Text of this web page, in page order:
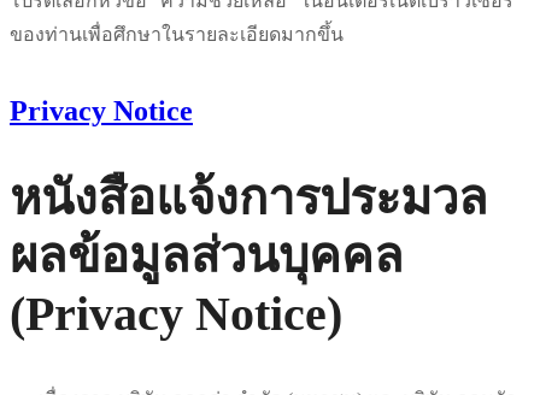
ของท่านเพื่อศึกษาในรายละเอียดมากขึ้น
Privacy Notice
หนังสือแจ้งการประมวล
ผลข้อมูลส่วนบุคคล
(Privacy Notice)